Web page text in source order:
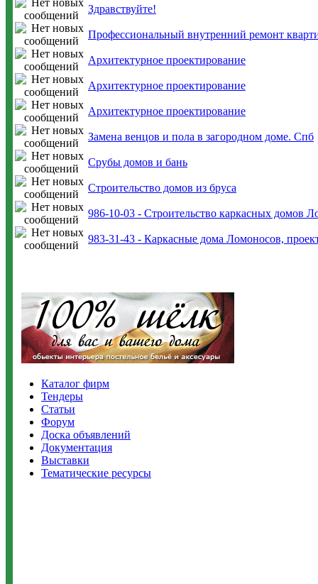
Здравствуйте!
Профессиональный внутренний ремонт
Архитектурное проектирование
Архитектурное проектирование
Архитектурное проектирование
Замена венцов и пола в загородном доме. Спб
Срубы домов и бань
Строительство домов из бруса
986-10-03 - Строительство каркасных домов
983-31-43 - Каркасные дома Ломоносов,
Каталог фирм
Тендеры
Статьи
Форум
Доска объявлений
Документация
Выставки
Тематические ресурсы